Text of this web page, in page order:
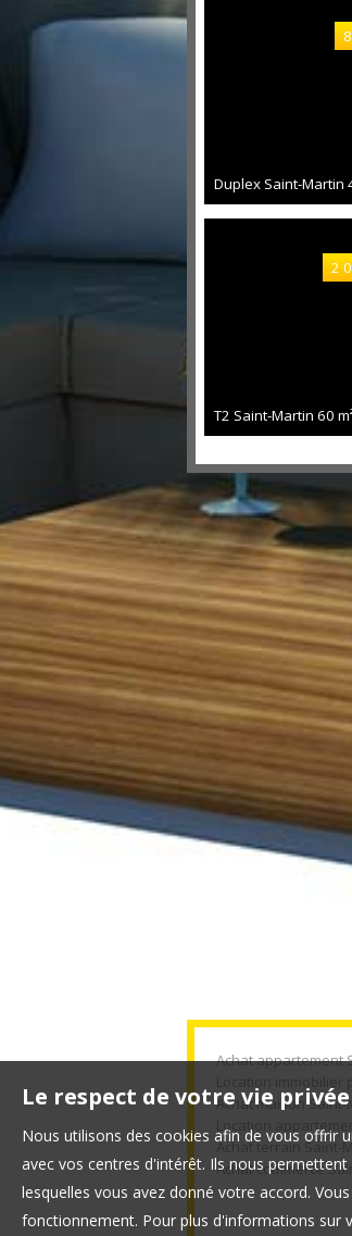
Duplex Saint-Martin
2
T2 Saint-Martin 60
Achat appartement
Achat maison Saint-
Location
Achat terrain Saint-
Achat commerce
Le respect de votre vie
Nous utilisons des cookies afin de vous offrir
avec vos centres d'intérêt. Ils nous
lesquelles vous avez donné votre accord.
fonctionnement. Pour plus d'informations sur